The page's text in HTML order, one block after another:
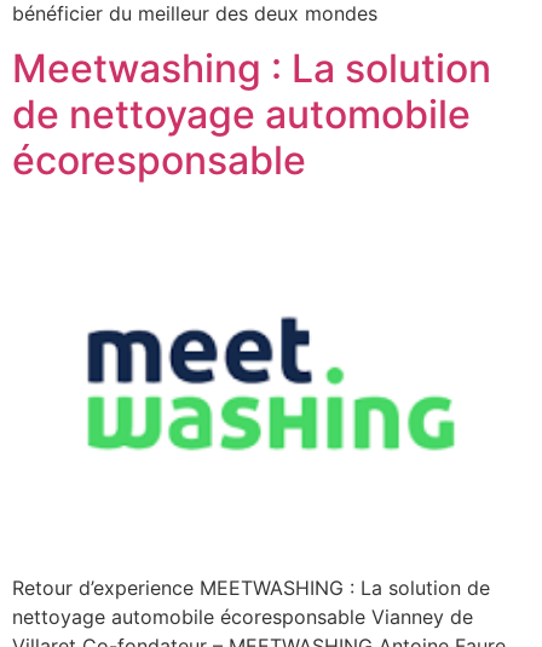
bénéficier du meilleur des deux mondes
Meetwashing : La solution
de nettoyage automobile
écoresponsable
Retour d’experience MEETWASHING : La solution de
nettoyage automobile écoresponsable Vianney de